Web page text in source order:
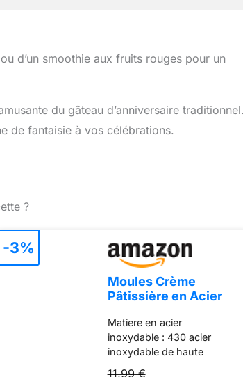
d’un smoothie aux fruits rouges pour un
du gâteau d’anniversaire traditionnel.
de fantaisie à vos célébrations.
?
Moules Crème
Pâtissière en Acier
FantasyDay Lot de
16 Moules Cannoli
Moule Pain Tube
Croissant
Matiere en acier
inoxydable : 430 acier
inoxydable de haute
11,99 €
-3%